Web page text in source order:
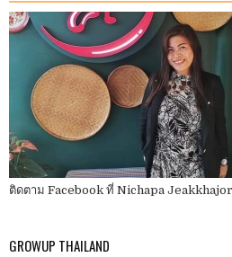
ติดตาม Facebook ที่ Nichapa
GROWUP THAILAND